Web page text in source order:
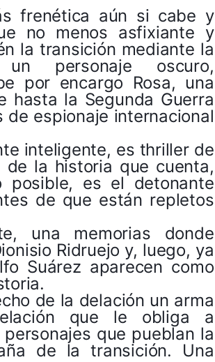
frenética aún si cabe y
no menos asfixiante y
la transición mediante la
personaje oscuro,
por encargo Rosa, una
hasta la Segunda Guerra
espionaje internacional
inteligente, es thriller de
la historia que cuenta,
posible, es el detonante
de que están repletos
una memorias donde
Ridruejo y, luego, ya
Suárez aparecen como
de la delación un arma
que le obliga a
que pueblan la
de la transición. Una